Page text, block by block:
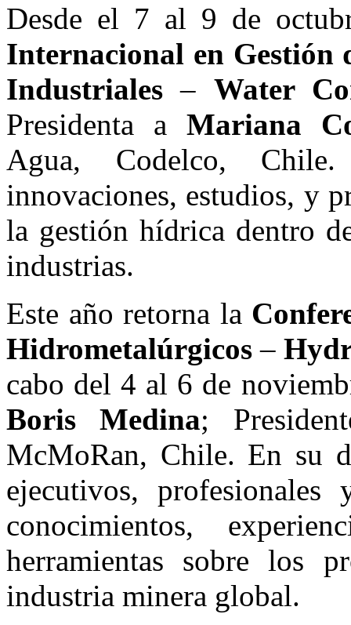
Desde el 7 al 9 de
Internacional en Gestión
Industriales – Water
Presidenta a Mariana
Agua, Codelco,
innovaciones, estudios, y
la gestión hídrica dentro
industrias.
Este año retorna la
Hidrometalúrgicos –
cabo del 4 al 6 de
Boris Medina;
McMoRan, Chile. En su
ejecutivos, profesionales
conocimientos,
herramientas sobre los
industria minera global.